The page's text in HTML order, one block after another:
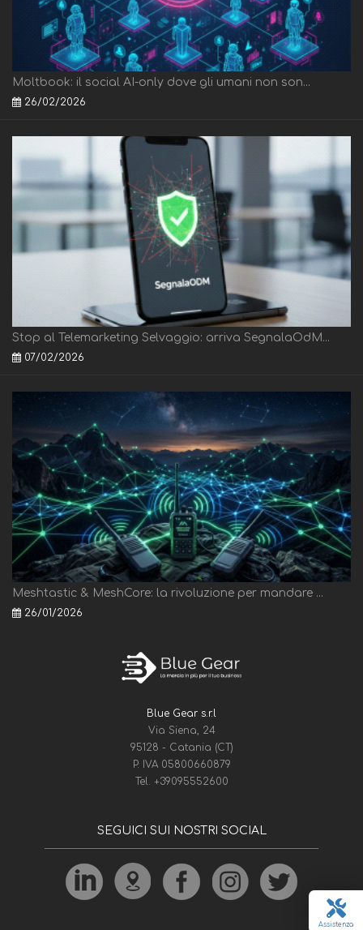
Assistenza
Moltbook: il social AI-only dove gli umani non son...
26/02/2026
Stop al Telemarketing Selvaggio: arriva SegnalaOdM...
07/02/2026
Meshtastic & MeshCore: la rivoluzione per mandare ...
26/01/2026
Blue Gear s.r.l
Via Siena, 24
95128 - Catania (CT)
P. IVA 05800660879
Tel.
+39095552600
SEGUICI SUI NOSTRI SOCIAL